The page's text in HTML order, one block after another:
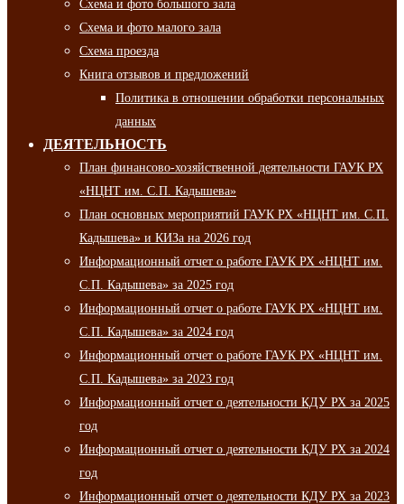
Схема и фото большого зала
Схема и фото малого зала
Схема проезда
Книга отзывов и предложений
Политика в отношении обработки персональных
данных
ДЕЯТЕЛЬНОСТЬ
План финансово-хозяйственной деятельности ГАУК РХ
«НЦНТ им. С.П. Кадышева»
План основных мероприятий ГАУК РХ «НЦНТ им. С.П.
Кадышева» и КИЗа на 2026 год
Информационный отчет о работе ГАУК РХ «НЦНТ им.
С.П. Кадышева» за 2025 год
Информационный отчет о работе ГАУК РХ «НЦНТ им.
С.П. Кадышева» за 2024 год
Информационный отчет о работе ГАУК РХ «НЦНТ им.
С.П. Кадышева» за 2023 год
Информационный отчет о деятельности КДУ РХ за 2025
год
Информационный отчет о деятельности КДУ РХ за 2024
год
Информационный отчет о деятельности КДУ РХ за 2023